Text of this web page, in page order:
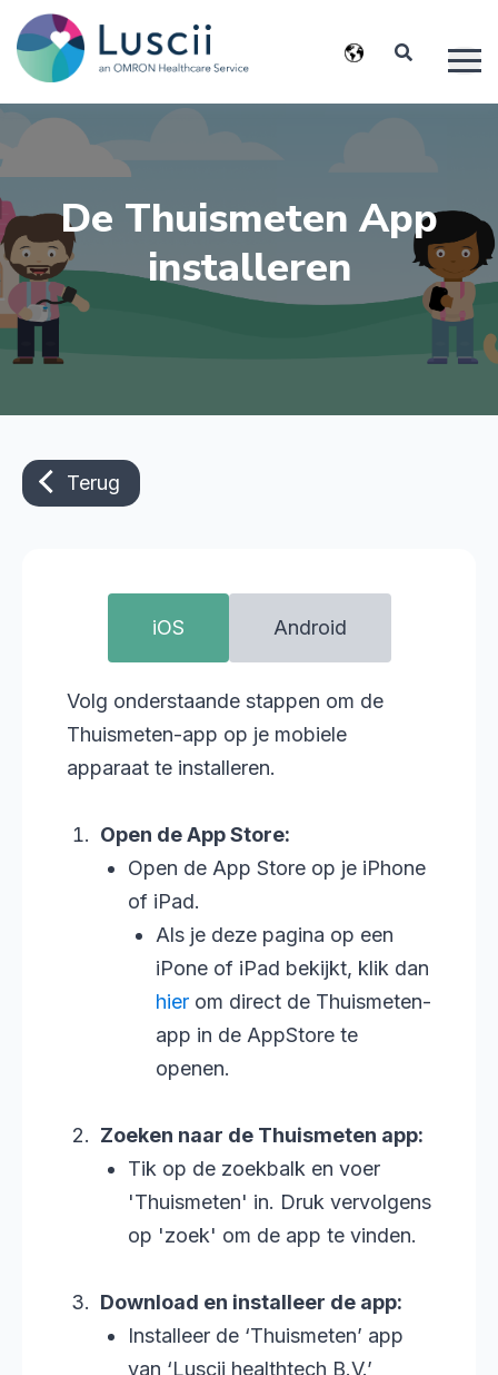
De Thuismeten App
installeren
Terug
iOS Android
Volg onderstaande stappen om de
Thuismeten-app op je mobiele
apparaat te installeren.
Open de App Store:
Open de App Store op je iPhone
of iPad.
Als je deze pagina op een
iPone of iPad bekijkt, klik dan
hier om direct de Thuismeten-
app in de AppStore te
openen.
Zoeken naar de Thuismeten app:
Tik op de zoekbalk en voer
'Thuismeten' in. Druk vervolgens
op 'zoek' om de app te vinden.
Download en installeer de app:
Installeer de ‘Thuismeten’ app
van ‘Luscii healthtech B.V.’